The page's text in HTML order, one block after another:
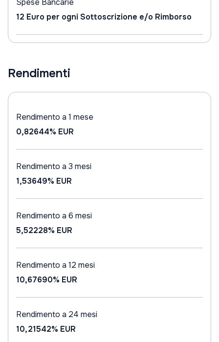
Spese Bancarie
12 Euro per ogni Sottoscrizione e/o Rimborso
Rendimenti
Rendimento a 1 mese
0,82644% EUR
Rendimento a 3 mesi
1,53649% EUR
Rendimento a 6 mesi
5,52228% EUR
Rendimento a 12 mesi
10,67690% EUR
Rendimento a 24 mesi
10,21542% EUR